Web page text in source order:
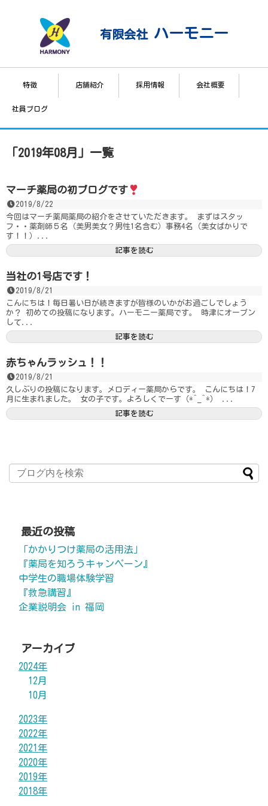
有限会社 ハーモニー
特徴 店舗紹介 採用情報 会社概要
社員ブログ
2019年08月 一覧
マーチ薬局の初ブログです
2019/8/22
今回はマーチ薬局薬局の紹介をさせていただきます。 まずはスタッ
フ・・薬剤師５名（美男美女？男性1名含む）事務4名（美女ばかりで
す！！）...
記事を読む
当社の1号店です！
2019/8/21
こんにちは！毎日暑い日が続きますが皆様のいかがお過ごしでしょう
か？ 初めての投稿になります。ハーモニー薬局です。 時津にオープン
して...
記事を読む
赤ちゃんラッシュ！！
2019/8/21
久しぶりの投稿になります。メロディー薬局からです。 こんにちは！7
月に生まれました。 女の子です。よろしくでーす（*^_^*） ...
記事を読む
最近の投稿
「かかりつけ薬局の活用法」
『薬局を知ろうキャンペーン』
中学生の職場体験学習
『救急講習』
企業説明会 in 福岡
アーカイブ
2024年
12月
10月
2023年
2022年
2021年
2020年
2019年
2018年